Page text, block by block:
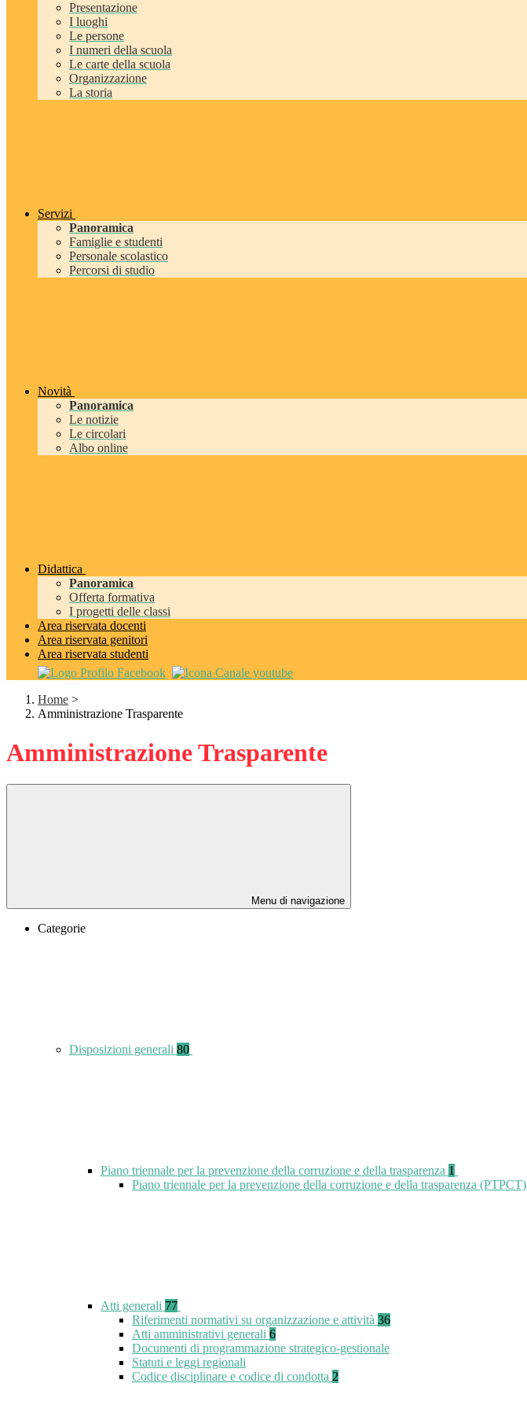
Presentazione
I luoghi
Le persone
I numeri della scuola
Le carte della scuola
Organizzazione
La storia
Servizi
Panoramica
Famiglie e studenti
Personale scolastico
Percorsi di studio
Novità
Panoramica
Le notizie
Le circolari
Albo online
Didattica
Panoramica
Offerta formativa
I progetti delle classi
Area riservata docenti
Area riservata genitori
Area riservata studenti
Home >
Amministrazione Trasparente
Amministrazione Trasparente
Menu di navigazione
Categorie
Disposizioni generali 80
Piano triennale per la prevenzione della corruzione e della trasparenza 1
Piano triennale per la prevenzione della corruzione e della trasparenza (PTPCT)
Atti generali 77
Riferimenti normativi su organizzazione e attività 36
Atti amministrativi generali 6
Documenti di programmazione strategico-gestionale
Statuti e leggi regionali
Codice disciplinare e codice di condotta 2